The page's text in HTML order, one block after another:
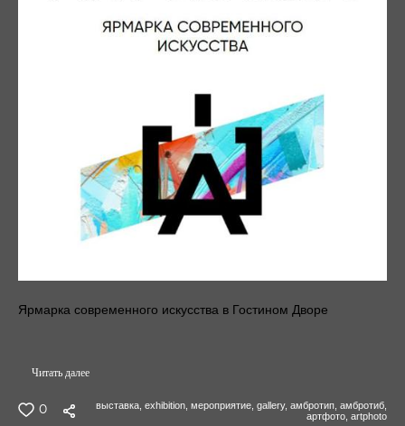
Ярмарка современного искусства в Гостином Дворе
Читать далее
0 выставка, exhibition, мероприятие, gallery, амбротип, амбротиб,
артфото, artphoto